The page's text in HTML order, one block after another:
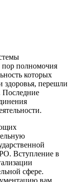
пор полномочия
которых
здоровья, перешли
Последние
Вступление в
сфере.
вам